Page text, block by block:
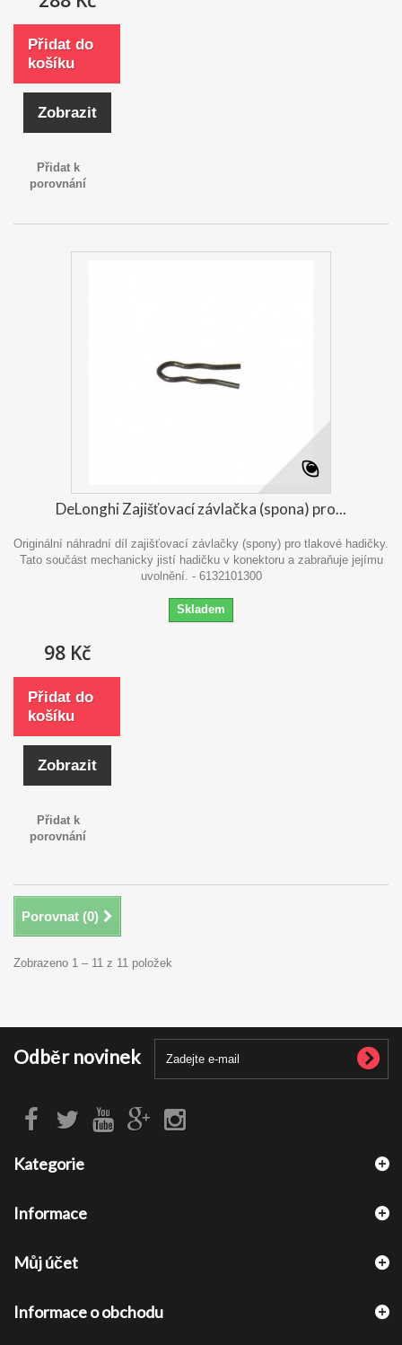
Přidat do
košíku
Zobrazit
Přidat k
porovnání
DeLonghi Zajišťovací závlačka (spona) pro...
Originální náhradní díl zajišťovací závlačky (spony) pro tlakové hadičky.
Tato součást mechanicky jistí hadičku v konektoru a zabraňuje jejímu
uvolnění. - 6132101300
Skladem
98 Kč
Přidat do
košíku
Zobrazit
Přidat k
porovnání
Porovnat (0)
Zobrazeno 1 – 11 z 11 položek
Odběr novinek
Kategorie
Informace
Můj účet
Informace o obchodu